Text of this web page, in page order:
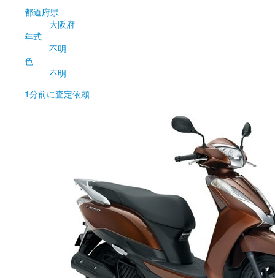
都道府県
大阪府
年式
不明
色
不明
1分前に査定依頼